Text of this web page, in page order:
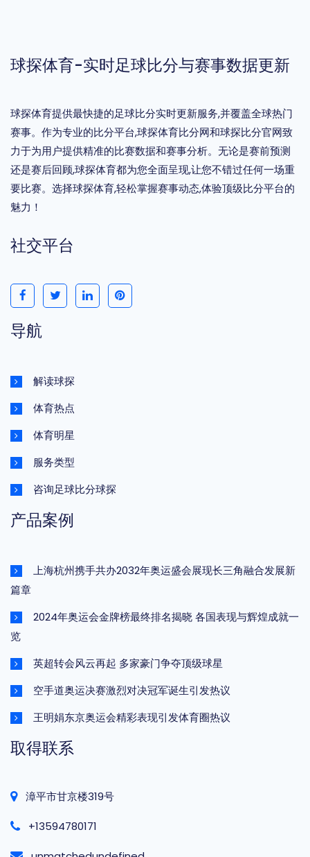
球探体育-实时足球比分与赛事数据更新
球探体育提供最快捷的足球比分实时更新服务,并覆盖全球热门
赛事。作为专业的比分平台,球探体育比分网和球探比分官网致
力于为用户提供精准的比赛数据和赛事分析。无论是赛前预测
还是赛后回顾,球探体育都为您全面呈现,让您不错过任何一场重
要比赛。选择球探体育,轻松掌握赛事动态,体验顶级比分平台的
魅力！
社交平台
导航
解读球探
体育热点
体育明星
服务类型
咨询足球比分球探
产品案例
上海杭州携手共办2032年奥运盛会展现长三角融合发展新
篇章
2024年奥运会金牌榜最终排名揭晓 各国表现与辉煌成就一
览
英超转会风云再起 多家豪门争夺顶级球星
空手道奥运决赛激烈对决冠军诞生引发热议
王明娟东京奥运会精彩表现引发体育圈热议
取得联系
漳平市甘京楼319号
+13594780171